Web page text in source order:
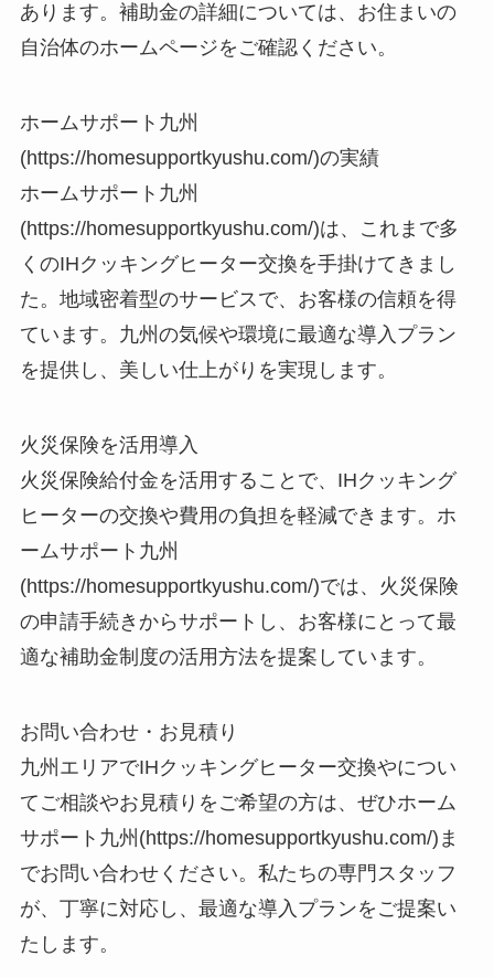
あります。補助金の詳細については、お住まいの
自治体のホームページをご確認ください。
ホームサポート九州
(https://homesupportkyushu.com/)の実績
ホームサポート九州
(https://homesupportkyushu.com/)は、これまで多
くのIHクッキングヒーター交換を手掛けてきまし
た。地域密着型のサービスで、お客様の信頼を得
ています。九州の気候や環境に最適な導入プラン
を提供し、美しい仕上がりを実現します。
火災保険を活用導入
火災保険給付金を活用することで、IHクッキング
ヒーターの交換や費用の負担を軽減できます。ホ
ームサポート九州
(https://homesupportkyushu.com/)では、火災保険
の申請手続きからサポートし、お客様にとって最
適な補助金制度の活用方法を提案しています。
お問い合わせ・お見積り
九州エリアでIHクッキングヒーター交換やについ
てご相談やお見積りをご希望の方は、ぜひホーム
サポート九州(https://homesupportkyushu.com/)ま
でお問い合わせください。私たちの専門スタッフ
が、丁寧に対応し、最適な導入プランをご提案い
たします。